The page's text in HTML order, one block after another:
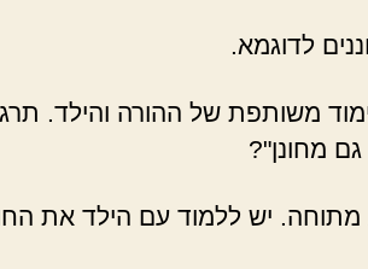
לדוגמא.
משותפת של ההורה והילד.
מחונן"?
מתוחה. יש ללמוד עם הילד את